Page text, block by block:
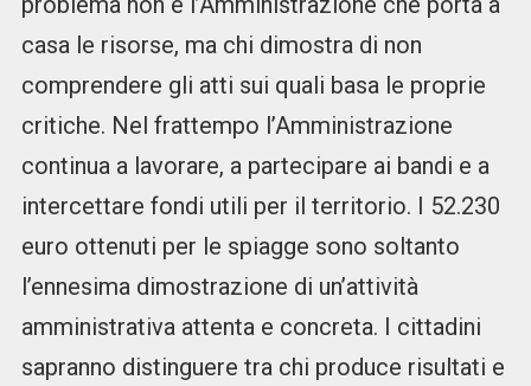
casa le risorse, ma chi dimostra di non
comprendere gli atti sui quali basa le proprie
critiche. Nel frattempo l’Amministrazione
continua a lavorare, a partecipare ai bandi e a
intercettare fondi utili per il territorio. I 52.230
euro ottenuti per le spiagge sono soltanto
l’ennesima dimostrazione di un’attività
amministrativa attenta e concreta. I cittadini
sapranno distinguere tra chi produce risultati e